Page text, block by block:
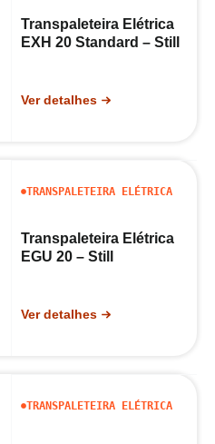
Transpaleteira Elétrica
EXH 20 Standard – Still
Ver detalhes
TRANSPALETEIRA ELÉTRICA
Transpaleteira Elétrica
EGU 20 – Still
Ver detalhes
TRANSPALETEIRA ELÉTRICA